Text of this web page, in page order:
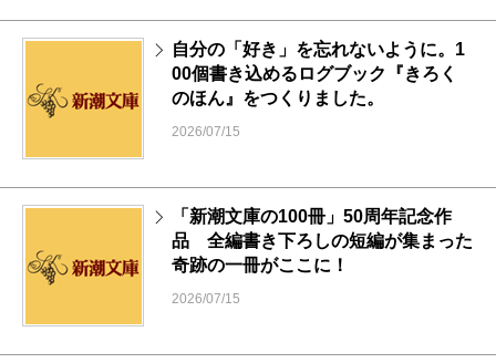
自分の「好き」を忘れないように。1
00個書き込めるログブック『きろく
のほん』をつくりました。
2026/07/15
「新潮文庫の100冊」50周年記念作
品 全編書き下ろしの短編が集まった
奇跡の一冊がここに！
2026/07/15